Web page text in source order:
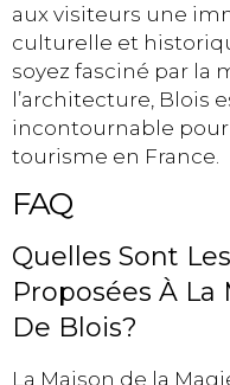
aux visiteurs une
culturelle et
soyez fasciné par la
l’architecture, Blois
incontournable
tourisme en France.
FAQ
Quelles Sont
Proposées À
De Blois?
La Maison de la